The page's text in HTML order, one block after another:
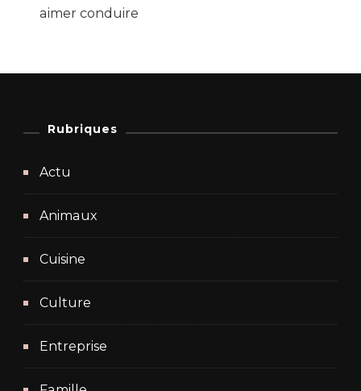
aimer conduire
Rubriques
Actu
Animaux
Cuisine
Culture
Entreprise